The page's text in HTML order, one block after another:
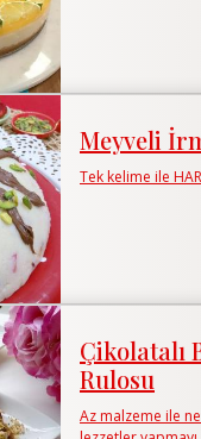
Meyveli
Tek kelime ile
Çikolatalı
Rulosu
Az malzeme ile